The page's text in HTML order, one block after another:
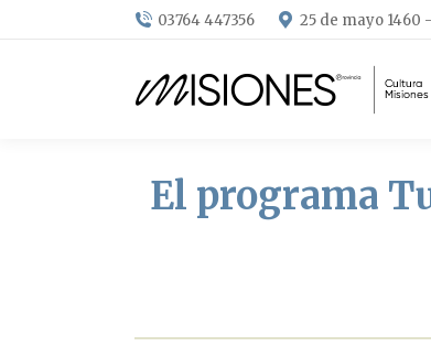
03764 447356 25 de mayo 1460
El programa